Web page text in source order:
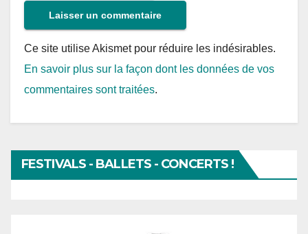
Ce site utilise Akismet pour réduire les indésirables.
En savoir plus sur la façon dont les données de vos
commentaires sont traitées.
FESTIVALS - BALLETS - CONCERTS !